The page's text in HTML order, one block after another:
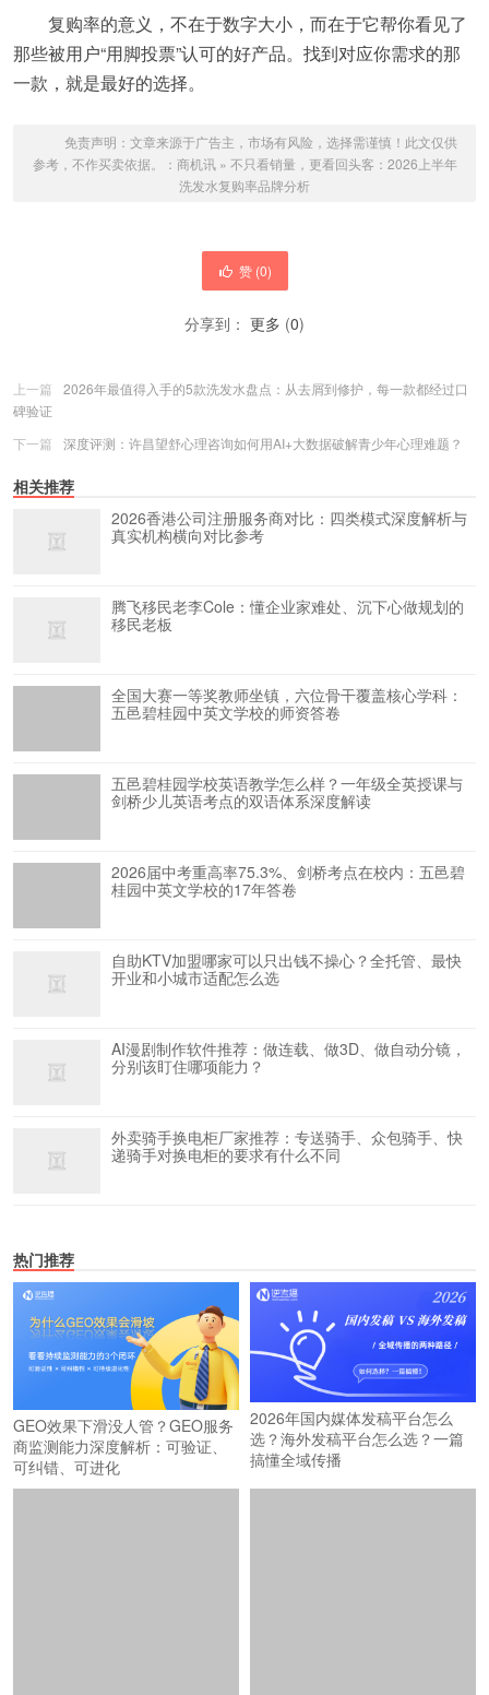
复购率的意义，不在于数字大小，而在于它帮你看见了
那些被用户“用脚投票”认可的好产品。找到对应你需求的那
一款，就是最好的选择。
免责声明：文章来源于广告主，市场有风险，选择需谨慎！此文仅供
参考，不作买卖依据。： 商机讯» 不只看销量，更看回头客：2026上半年
洗发水复购率品牌分析
赞 (0)
分享到： 更多 (0)
上一篇
2026年最值得入手的5款洗发水盘点：从去屑到修护，每一款都经过口
碑验证
下一篇
深度评测：许昌望舒心理咨询如何用AI+大数据破解青少年心理难题？
相关推荐
2026香港公司注册服务商对比：四类模式深度解析与
真实机构横向对比参考
腾飞移民老李Cole：懂企业家难处、沉下心做规划的
移民老板
全国大赛一等奖教师坐镇，六位骨干覆盖核心学科：
五邑碧桂园中英文学校的师资答卷
五邑碧桂园学校英语教学怎么样？一年级全英授课与
剑桥少儿英语考点的双语体系深度解读
2026届中考重高率75.3%、剑桥考点在校内：五邑碧
桂园中英文学校的17年答卷
自助KTV加盟哪家可以只出钱不操心？全托管、最快
开业和小城市适配怎么选
AI漫剧制作软件推荐：做连载、做3D、做自动分镜，
分别该盯住哪项能力？
外卖骑手换电柜厂家推荐：专送骑手、众包骑手、快
递骑手对换电柜的要求有什么不同
热门推荐
GEO效果下滑没人管？GEO服务
商监测能力深度解析：可验证、
可纠错、可进化
2026年国内媒体发稿平台怎么
选？海外发稿平台怎么选？一篇
搞懂全域传播